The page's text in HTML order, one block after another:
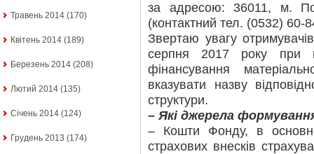
Травень 2014 (170)
Квітень 2014 (189)
Березень 2014 (208)
Лютий 2014 (135)
Січень 2014 (124)
Грудень 2013 (174)
за адресою: 36011, м.
(контактний тел. (0532) 60-
Звертаю увагу
серпня 2017 року при
фінансування
вказувати назву
структури.
– Які джерела
– Кошти Фонду, в
страхових внесків